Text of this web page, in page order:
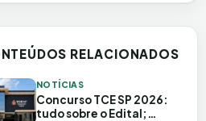
RELACIONADOS
NOTÍCIAS
Concurso TCE SP 2026:
tudo sobre o Edital;